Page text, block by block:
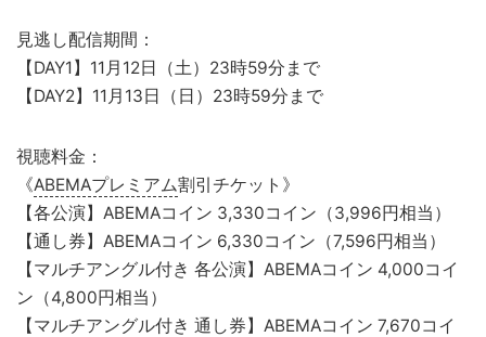
見逃し配信期間：
【DAY1】11月12日（土）23時59分まで
【DAY2】11月13日（日）23時59分まで
視聴料金：
《ABEMAプレミアム割引チケット》
【各公演】ABEMAコイン 3,330コイン（3,996円相当）
【通し券】ABEMAコイン 6,330コイン（7,596円相当）
【マルチアングル付き 各公演】ABEMAコイン 4,000コイ
ン（4,800円相当）
【マルチアングル付き 通し券】ABEMAコイン 7,670コイ